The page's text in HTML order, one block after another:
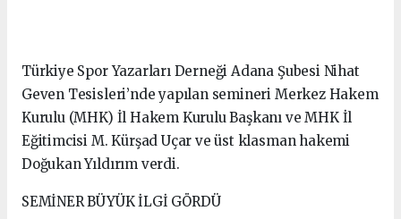
Türkiye Spor Yazarları Derneği Adana Şubesi Nihat
Geven Tesisleri’nde yapılan semineri Merkez Hakem
Kurulu (MHK) İl Hakem Kurulu Başkanı ve MHK İl
Eğitimcisi M. Kürşad Uçar ve üst klasman hakemi
Doğukan Yıldırım verdi.
SEMİNER BÜYÜK İLGİ GÖRDÜ